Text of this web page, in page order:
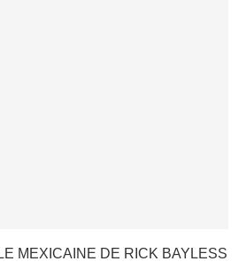
MEXICAINE DE RICK BAYLESS